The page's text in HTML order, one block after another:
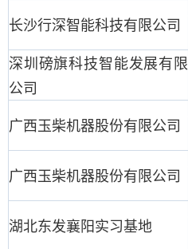
长沙行深智能科技有限公司
深圳磅旗科技智能发展有限
公司
广西玉柴机器股份有限公司
广西玉柴机器股份有限公司
湖北东发襄阳实习基地